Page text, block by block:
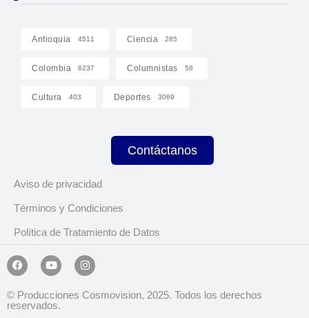
Antioquia 4511 Ciencia 285
Colombia 6237 Columnistas 58
Cultura 403 Deportes 3069
Contáctanos
Aviso de privacidad
Términos y Condiciones
Política de Tratamiento de Datos
© Producciones Cosmovision, 2025. Todos los derechos
reservados.